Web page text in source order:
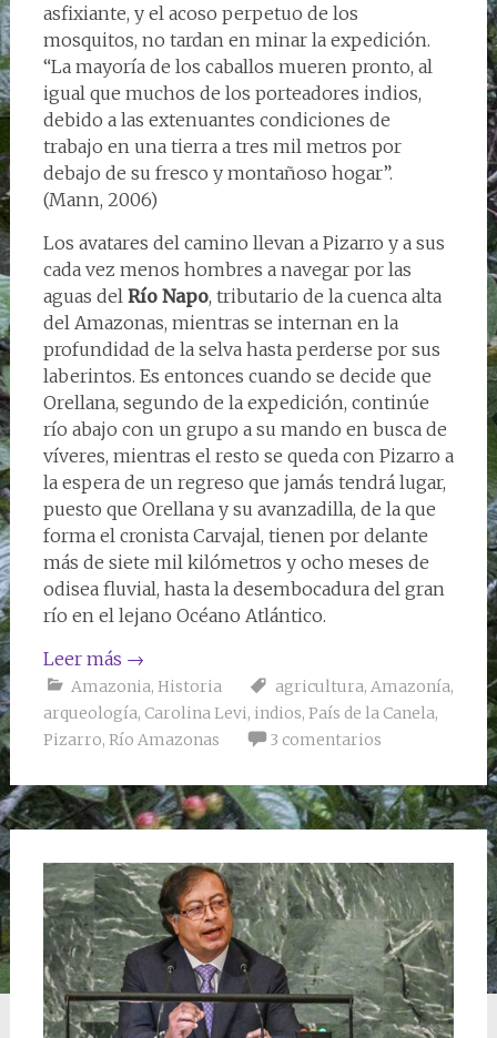
asfixiante, y el acoso perpetuo de los
mosquitos, no tardan en minar la expedición.
“La mayoría de los caballos mueren pronto, al
igual que muchos de los porteadores indios,
debido a las extenuantes condiciones de
trabajo en una tierra a tres mil metros por
debajo de su fresco y montañoso hogar”.
(Mann, 2006)
Los avatares del camino llevan a Pizarro y a sus
cada vez menos hombres a navegar por las
aguas del Río Napo, tributario de la cuenca alta
del Amazonas, mientras se internan en la
profundidad de la selva hasta perderse por sus
laberintos. Es entonces cuando se decide que
Orellana, segundo de la expedición, continúe
río abajo con un grupo a su mando en busca de
víveres, mientras el resto se queda con Pizarro a
la espera de un regreso que jamás tendrá lugar,
puesto que Orellana y su avanzadilla, de la que
forma el cronista Carvajal, tienen por delante
más de siete mil kilómetros y ocho meses de
odisea fluvial, hasta la desembocadura del gran
río en el lejano Océano Atlántico.
Leer más →
Amazonia, Historia agricultura, Amazonía,
arqueología, Carolina Levi, indios, País de la Canela,
Pizarro, Río Amazonas 3 comentarios